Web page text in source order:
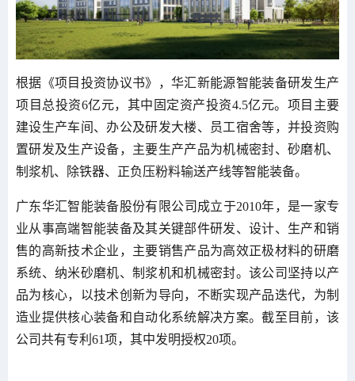
根据《项目投资协议书》，华汇新能源智能装备研发生产
项目总投资6亿元，其中固定资产投资4.5亿元。项目主要
建设生产车间、办公及研发大楼、员工宿舍等，并投资购
置研发及生产设备，主要生产产品为机械密封、砂磨机、
制浆机、除铁器、正负压粉料输送产线等智能装备。
广东华汇智能装备股份有限公司成立于2010年，是一家专
业从事高端智能装备及其关键部件研发、设计、生产和销
售的高新技术企业，主要销售产品为高效正极材料的研磨
系统、纳米砂磨机、制浆机和机械密封。该公司坚持以产
品为核心，以技术创新为导向，不断实现产品迭代，为制
造业提供核心装备和自动化系统解决方案。截至目前，该
公司共有专利61项，其中发明授权20项。